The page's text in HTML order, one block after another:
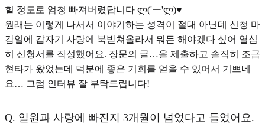
힐 정도로 엄청 빠져버렸답니다 ლ('ー'ლ)♥︎
원래는 이렇게 나서서 이야기하는 성격이 절대 아닌데 신청 마
감일에 갑자기 사랑에 북받쳐올라서 뭐든 해야겠다 싶어 열심
히 신청서를 작성했어요. 장문의 글…을 제출하고 솔직히 조금
현타가 왔었는데 덕분에 좋은 기회를 얻을 수 있어서 기쁘네
요… 그럼 인터뷰 잘 부탁드립니다!
Q. 일원과 사랑에 빠진지 3개월이 넘었다고 들었어요.